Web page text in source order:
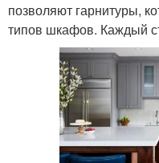
позволяют гарнитуры,
типов шкафов. Каждый